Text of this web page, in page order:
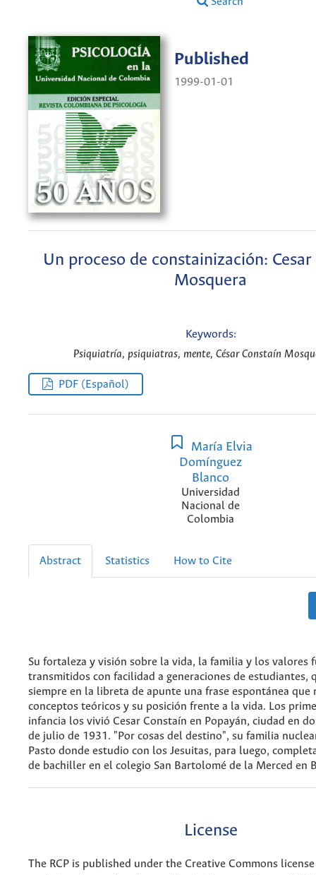
Published
1999-01-01
Un proceso de constainización:
Mosquera
Keywords:
Psiquiatría, psiquiatras, mente, César Constaín
PDF (Español)
María Elvia
Domínguez
Blanco
Universidad
Nacional de
Colombia
Abstract Statistics How to Cite
Su fortaleza y visión sobre la vida, la familia y los valores
transmitidos con facilidad a generaciones de estudiantes,
siempre en la libreta de apunte una frase espontánea que
conceptos teóricos y su posición frente a la vida. Los
infancia los vivió Cesar Constaín en Popayán, ciudad en
de julio de 1931. "Por cosas del destino", su familia
Pasto donde estudio con los Jesuitas, para luego,
de bachiller en el colegio San Bartolomé de la Merced en
License
The RCP is published under the Creative Commons